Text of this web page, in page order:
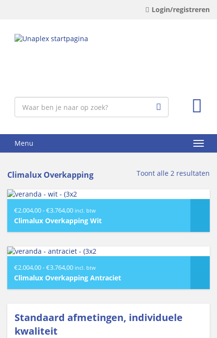
Login/registreren
Menu
Climalux Overkapping Toont alle 2 resultaten
€2.004,00-€3.764,00Prijsklasse:
€2.004,00
tot
incl. btw
Climalux Overkapping Wit
€2.004,00-€3.764,00Prijsklasse:
€2.004,00
tot
incl. btw
Climalux Overkapping Antraciet
Standaard afmetingen, individuele
kwaliteit